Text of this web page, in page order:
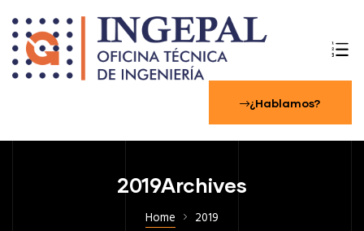
¿Hablamos?
2019Archives
Home 2019